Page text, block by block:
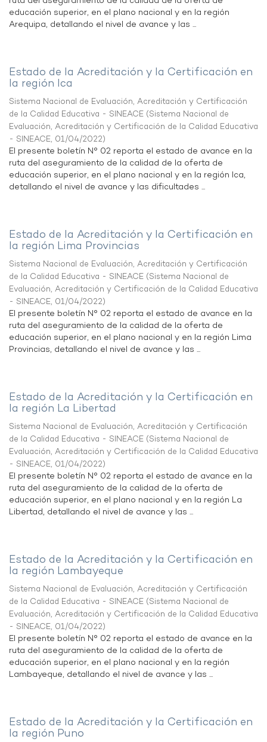
educación superior, en el plano nacional y en la región
Arequipa, detallando el nivel de avance y las ...
Estado de la Acreditación y la Certificación en
la región Ica
Sistema Nacional de Evaluación, Acreditación y Certificación
de la Calidad Educativa - SINEACE (Sistema Nacional de
Evaluación, Acreditación y Certificación de la Calidad Educativa
- SINEACE, 01/04/2022)
El presente boletín N° 02 reporta el estado de avance en la
ruta del aseguramiento de la calidad de la oferta de
educación superior, en el plano nacional y en la región Ica,
detallando el nivel de avance y las dificultades ...
Estado de la Acreditación y la Certificación en
la región Lima Provincias
Sistema Nacional de Evaluación, Acreditación y Certificación
de la Calidad Educativa - SINEACE (Sistema Nacional de
Evaluación, Acreditación y Certificación de la Calidad Educativa
- SINEACE, 01/04/2022)
El presente boletín N° 02 reporta el estado de avance en la
ruta del aseguramiento de la calidad de la oferta de
educación superior, en el plano nacional y en la región Lima
Provincias, detallando el nivel de avance y las ...
Estado de la Acreditación y la Certificación en
la región La Libertad
Sistema Nacional de Evaluación, Acreditación y Certificación
de la Calidad Educativa - SINEACE (Sistema Nacional de
Evaluación, Acreditación y Certificación de la Calidad Educativa
- SINEACE, 01/04/2022)
El presente boletín N° 02 reporta el estado de avance en la
ruta del aseguramiento de la calidad de la oferta de
educación superior, en el plano nacional y en la región La
Libertad, detallando el nivel de avance y las ...
Estado de la Acreditación y la Certificación en
la región Lambayeque
Sistema Nacional de Evaluación, Acreditación y Certificación
de la Calidad Educativa - SINEACE (Sistema Nacional de
Evaluación, Acreditación y Certificación de la Calidad Educativa
- SINEACE, 01/04/2022)
El presente boletín N° 02 reporta el estado de avance en la
ruta del aseguramiento de la calidad de la oferta de
educación superior, en el plano nacional y en la región
Lambayeque, detallando el nivel de avance y las ...
Estado de la Acreditación y la Certificación en
la región Puno